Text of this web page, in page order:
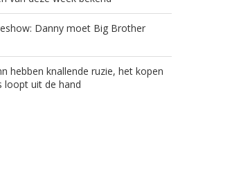
Danny moet Big Brother
hebben knallende ruzie, het kopen
loopt uit de hand